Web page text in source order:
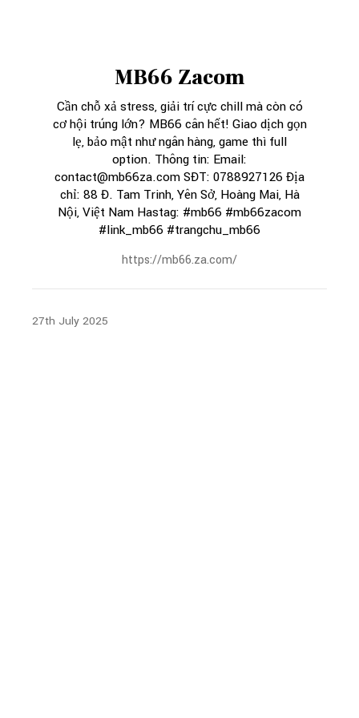
MB66 Zacom
Cần chỗ xả stress, giải trí cực chill mà còn có
cơ hội trúng lớn? MB66 cân hết! Giao dịch gọn
lẹ, bảo mật như ngân hàng, game thì full
option. Thông tin: Email:
contact@mb66za.com SĐT: 0788927126 Địa
chỉ: 88 Đ. Tam Trinh, Yên Sở, Hoàng Mai, Hà
Nội, Việt Nam Hastag: #mb66 #mb66zacom
#link_mb66 #trangchu_mb66
https://mb66.za.com/
27th July 2025